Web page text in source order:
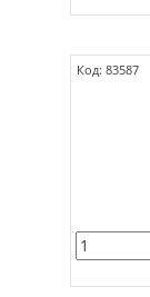
Код: 83587